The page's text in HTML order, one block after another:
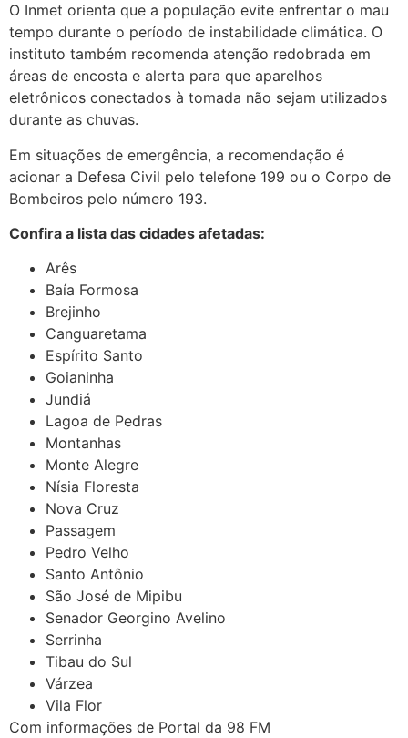
O Inmet orienta que a população evite enfrentar o mau
tempo durante o período de instabilidade climática. O
instituto também recomenda atenção redobrada em
áreas de encosta e alerta para que aparelhos
eletrônicos conectados à tomada não sejam utilizados
durante as chuvas.
Em situações de emergência, a recomendação é
acionar a Defesa Civil pelo telefone 199 ou o Corpo de
Bombeiros pelo número 193.
Confira a lista das cidades afetadas:
Arês
Baía Formosa
Brejinho
Canguaretama
Espírito Santo
Goianinha
Jundiá
Lagoa de Pedras
Montanhas
Monte Alegre
Nísia Floresta
Nova Cruz
Passagem
Pedro Velho
Santo Antônio
São José de Mipibu
Senador Georgino Avelino
Serrinha
Tibau do Sul
Várzea
Vila Flor
Com informações de Portal da 98 FM